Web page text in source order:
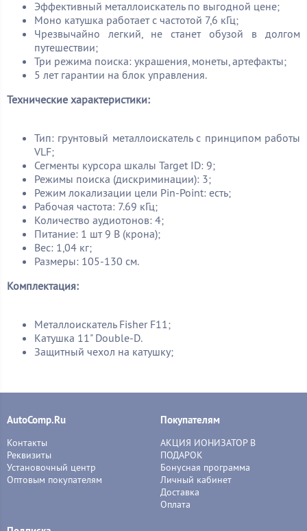
Эффективный металлоискатель по выгодной цене;
Моно катушка работает с частотой 7,6 кГц;
Чрезвычайно легкий, не станет обузой в долгом
путешествии;
Три режима поиска: украшения, монеты, артефакты;
5 лет гарантии на блок управления.
Технические характеристики:
Тип: грунтовый металлоискатель с принципом работы
VLF;
Сегменты курсора шкалы Target ID: 9;
Режимы поиска (дискриминации): 3;
Режим локализации цели Pin-Point: есть;
Рабочая частота: 7.69 кГц;
Количество аудиотонов: 4;
Питание: 1 шт 9 В (крона);
Вес: 1,04 кг;
Размеры: 105-130 см.
Комплектация:
Металлоискатель Fisher F11;
Катушка 11" Double-D.
Защитный чехол на катушку;
AutoComp.Ru
Контакты
Реквизиты
Установочный центр
Оптовым покупателям
Покупателям
АКЦИЯ ИОНИЗАТОР В
ПОДАРОК
Бонусная программа
Личный кабинет
Доставка
Оплата